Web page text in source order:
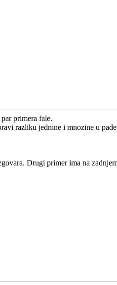
primera fale.
razliku jednine i mnozine u
Drugi primer ima na